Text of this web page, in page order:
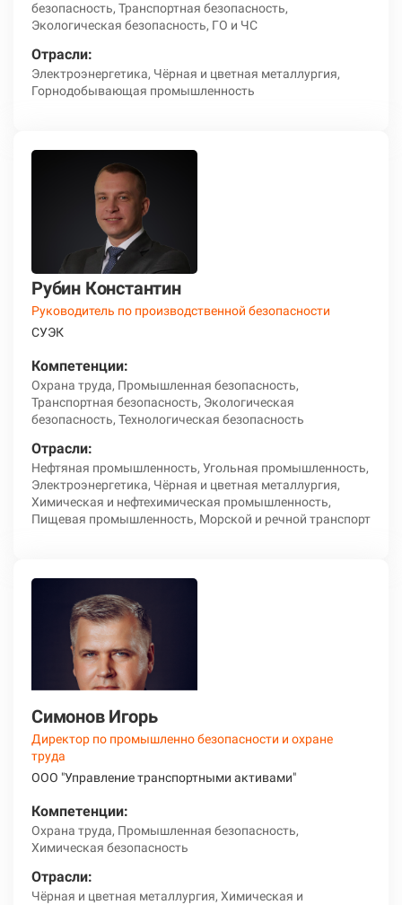
безопасность, Транспортная безопасность,
Экологическая безопасность, ГО и ЧС
Отрасли:
Электроэнергетика, Чёрная и цветная металлургия,
Горнодобывающая промышленность
Рубин Константин
Руководитель по производственной безопасности
СУЭК
Компетенции:
Охрана труда, Промышленная безопасность,
Транспортная безопасность, Экологическая
безопасность, Технологическая безопасность
Отрасли:
Нефтяная промышленность, Угольная промышленность,
Электроэнергетика, Чёрная и цветная металлургия,
Химическая и нефтехимическая промышленность,
Пищевая промышленность, Морской и речной транспорт
Симонов Игорь
Директор по промышленно безопасности и охране
труда
ООО "Управление транспортными активами"
Компетенции:
Охрана труда, Промышленная безопасность,
Химическая безопасность
Отрасли:
Чёрная и цветная металлургия, Химическая и